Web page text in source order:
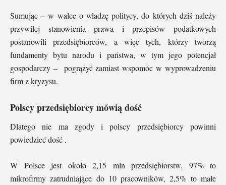
Sumując – w walce o władzę politycy, do których dziś należy
przywilej stanowienia prawa i przepisów podatkowych
postanowili przedsiębiorców, a więc tych, którzy tworzą
fundamenty bytu narodu i państwa, w tym jego potencjał
gospodarczy – pogrążyć zamiast wspomóc w wyprowadzeniu
firm z kryzysu.
Polscy przedsiębiorcy mówią dość
Dlatego nie ma zgody i polscy przedsiębiorcy powinni
powiedzieć dość .
W Polsce jest około 2,15 mln przedsiębiorstw. 97% to
mikrofirmy zatrudniające do 10 pracowników, 2,5% to małe